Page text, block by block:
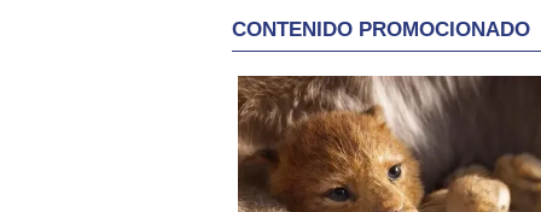
CONTENIDO PROMOCIONADO